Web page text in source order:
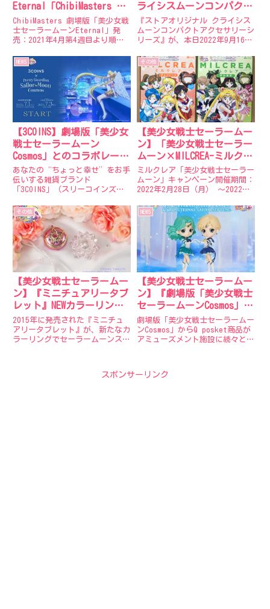
Eternal「ChibiMasters プ
レミアムガシャポン(800
円)」コレクションレビュ
ー
ChibiMasters 劇場版「美少女戦
士セーラームーンEternal」発
売：2021年4月第4週目より順次
800円となっています。（500円
玉1枚と100円玉3枚を入れて購入
ができます、硬貨はゆっくりいれ
てか...
ライシスムーンコンパクト
アクセサリーシリーズ本日
より発売！
『ストアオリジナル クライシス
ムーンコンパクトアクセサリーシ
リーズ』が、本日2022年9月16日
リングクライシスムーンコンパク
トの中に、キラキラと輝くパール
やビジューが入っている、存在感
のあるアクセサリーで...
NEWS
【3COINS】劇場版「美少女
戦士セーラームーン
Cosmos」とのコラボレーシ
ョンアイテム発売決定！
あなたの“ちょっと幸せ”をお手
伝いする雑貨ブランド
「3COINS」（スリーコインズ）
少女戦士セーラームーン
Cosmos」とコラボレーションし
たアイテムを7月1日（土）より
販売開始！（3COINS公式通販サ
イト「...
その他
【美少女戦士セーラームー
ン】「美少女戦士セーラー
ムーン×MILCREA-ミルクレ
ア-コラボ」箱も綺麗に保
存！コレクションレビュー
ミルクレア「美少女戦士セーラー
ムーン」キャンペーン開催期間：
2022年2月28日（月） 〜2022年7
アも対象となります。キャンペー
ンパッケージは数量限定のため、
応募期間内でも無くなる場合がご
ざいます。また、...
その他
【美少女戦士セーラームー
ン】『ミニチュアリータブ
レット』NEWカラーリング
で登場！
2015年に発売された『ミニチュ
アリータブレット』が、新たなカ
ラーリングでセーラームーンスト
士セーラームーン ミュージア
NEWS
【美少女戦士セーラームー
ン】『劇場版「美少女戦士
セーラームーンCosmos」 Q
posket-ETERNAL SAILOR
URANUS-』 『劇場版「美少
女戦士セーラームーン
NEPTUNE-』が登場！
劇場版「美少女戦士セーラームー
ンCosmos」からQ posket商品が
アミューズメント施設に続々と登
URANUS-』は「天王はるか」...
スポンサーリンク